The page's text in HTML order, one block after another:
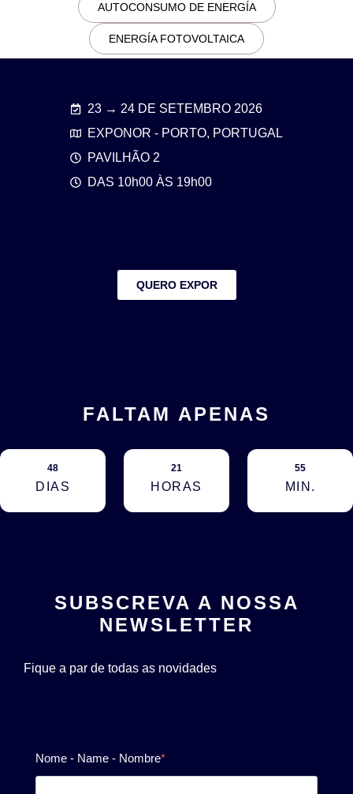
AUTOCONSUMO DE ENERGÍA
ENERGÍA FOTOVOLTAICA
23 → 24 DE SETEMBRO 2026
EXPONOR - PORTO, PORTUGAL
PAVILHÃO 2
DAS 10h00 ÀS 19h00
QUERO EXPOR
FALTAM APENAS
48
DIAS
21
HORAS
55
MIN.
SUBSCREVA A NOSSA
NEWSLETTER
Fique a par de todas as novidades